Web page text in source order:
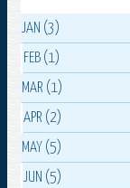
JAN (3)
FEB (1)
MAR (1)
APR (2)
MAY (5)
JUN (5)